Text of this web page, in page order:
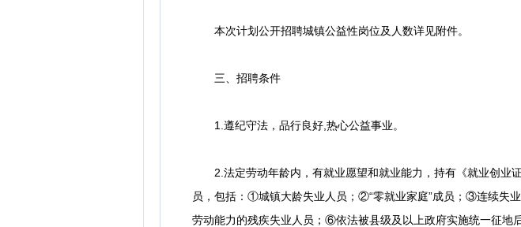
本次计划公开招聘城镇公益性岗位及人数详见附件。
三、招聘条件
1.遵纪守法，品行良好,热心公益事业。
2.法定劳动年龄内，有就业愿望和就业能力，持有《就业创业
员，包括：①城镇大龄失业人员；②“零就业家庭”成员；③连续失
劳动能力的残疾失业人员；⑥依法被县级及以上政府实施统一征地